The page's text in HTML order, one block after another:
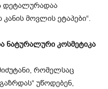
დეტალურადაა
მოვლის ეტაპები“.
ნატურალური კოსმეტიკა
რომელსაც
უწოდებენ,